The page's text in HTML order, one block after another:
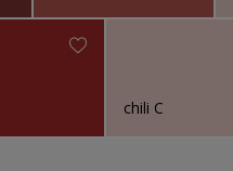
chili C